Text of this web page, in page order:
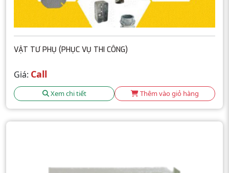
VẬT TƯ PHỤ (PHỤC VỤ THI CÔNG)
Giá: Call
Xem chi tiết Thêm vào giỏ hàng